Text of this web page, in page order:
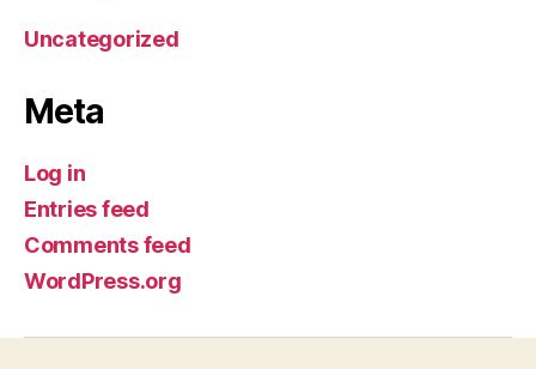
Uncategorized
Meta
Log in
Entries feed
Comments feed
WordPress.org